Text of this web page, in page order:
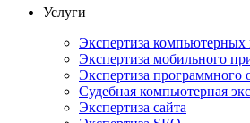
Услуги
Экспертиза компьютерных
Экспертиза мобильного
Экспертиза программного
Судебная компьютерная
Экспертиза сайта